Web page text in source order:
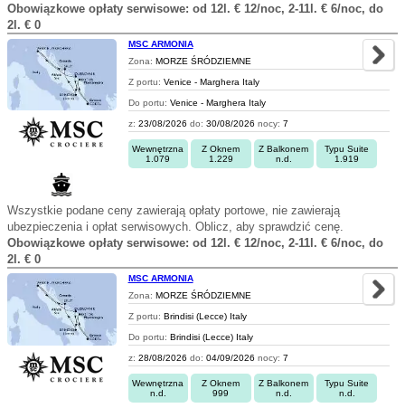
Obowiązkowe opłaty serwisowe: od 12l. € 12/noc, 2-11l. € 6/noc, do
2l. € 0
MSC ARMONIA
Zona: MORZE ŚRÓDZIEMNE
Z portu: Venice - Marghera Italy
Do portu: Venice - Marghera Italy
z: 23/08/2026 do: 30/08/2026 nocy: 7
Wewnętrzna
1.079
Z Oknem
1.229
Z Balkonem
n.d.
Typu Suite
1.919
Wszystkie podane ceny zawierają opłaty portowe, nie zawierają
ubezpieczenia i opłat serwisowych. Oblicz, aby sprawdzić cenę.
Obowiązkowe opłaty serwisowe: od 12l. € 12/noc, 2-11l. € 6/noc, do
2l. € 0
MSC ARMONIA
Zona: MORZE ŚRÓDZIEMNE
Z portu: Brindisi (Lecce) Italy
Do portu: Brindisi (Lecce) Italy
z: 28/08/2026 do: 04/09/2026 nocy: 7
Wewnętrzna
n.d.
Z Oknem
999
Z Balkonem
n.d.
Typu Suite
n.d.